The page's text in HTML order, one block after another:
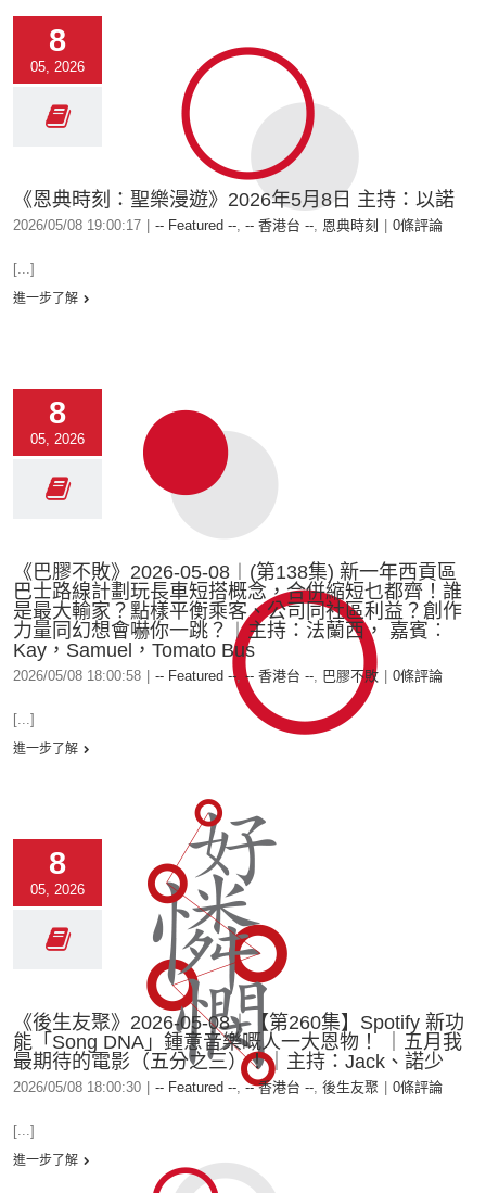
8
05, 2026
《恩典時刻：聖樂漫遊》2026年5月8日 主持：以諾
2026/05/08 19:00:17 -- Featured --, -- 香港台 --, 恩典時刻 0條評論
[...]
進一步了解
8
05, 2026
《巴膠不敗》2026-05-08︱(第138集) 新一年西貢區
巴士路線計劃玩長車短搭概念，合併縮短乜都齊！誰
是最大輸家？點樣平衡乘客、公司同社區利益？創作
力量同幻想會嚇你一跳？︱主持：法蘭西， 嘉賓︰
Kay，Samuel，Tomato Bus
2026/05/08 18:00:58 -- Featured --, -- 香港台 --, 巴膠不敗 0條評論
[...]
進一步了解
8
05, 2026
《後生友聚》2026-05-08︱【第260集】Spotify 新功
能「Song DNA」鍾意音樂嘅人一大恩物！ ｜五月我
最期待的電影（五分之三）！｜主持：Jack、諾少
2026/05/08 18:00:30 -- Featured --, -- 香港台 --, 後生友聚 0條評論
[...]
進一步了解